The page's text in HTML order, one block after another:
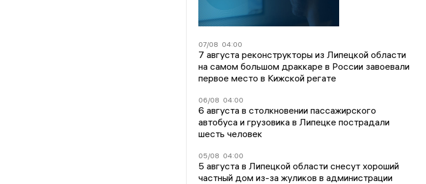
07/08 04:00
7 августа реконструкторы из Липецкой области
на самом большом драккаре в России завоевали
первое место в Кижской регате
06/08 04:00
6 августа в столкновении пассажирского
автобуса и грузовика в Липецке пострадали
шесть человек
05/08 04:00
5 августа в Липецкой области снесут хороший
частный дом из-за жуликов в администрации